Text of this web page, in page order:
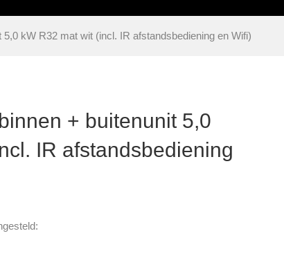
kW R32 mat wit (incl. IR afstandsbediening en Wifi)
+ buitenunit 5,0
IR afstandsbediening